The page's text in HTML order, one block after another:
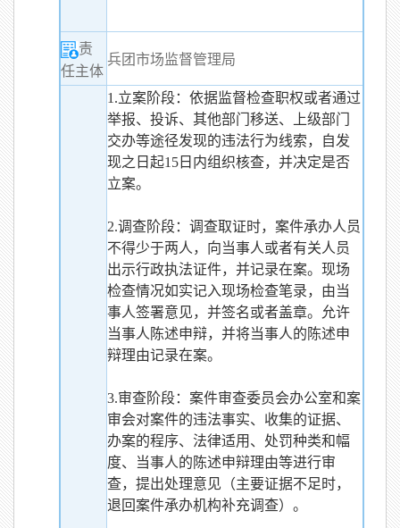
责
任主体
兵团市场监督管理局
1.立案阶段：依据监督检查职权或者通过
举报、投诉、其他部门移送、上级部门
交办等途径发现的违法行为线索，自发
现之日起15日内组织核查，并决定是否
立案。
2.调查阶段：调查取证时，案件承办人员
不得少于两人，向当事人或者有关人员
出示行政执法证件，并记录在案。现场
检查情况如实记入现场检查笔录，由当
事人签署意见，并签名或者盖章。允许
当事人陈述申辩，并将当事人的陈述申
辩理由记录在案。
3.审查阶段：案件审查委员会办公室和案
审会对案件的违法事实、收集的证据、
办案的程序、法律适用、处罚种类和幅
度、当事人的陈述申辩理由等进行审
查，提出处理意见（主要证据不足时，
退回案件承办机构补充调查）。